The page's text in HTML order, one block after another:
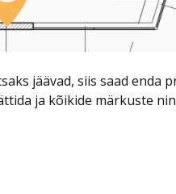
jäävad, siis saad enda
ja kõikide märkuste